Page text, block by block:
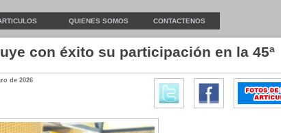
QUIENES SOMOS CONTACTENOS
con éxito su participación en la 45ª
de 2026